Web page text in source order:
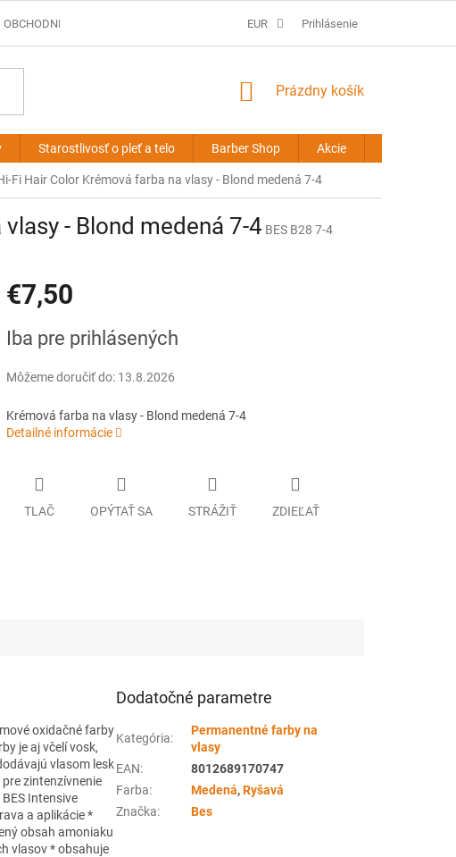
OBCHODNÉ PODMIENKY PREDLŽOVANIE VLASOV - OBCHODNÉ PODMIENKY
EUR Prihlásenie
NÁKUPNÝ
Prázdny košík
Starostlivosť o pleť a telo Barber Shop Akcie
Fi Hair Color Krémová farba na vlasy - Blond medená 7-4
- Blond medená 7-4 BES B28 7-4
€7,50
cena:
Iba pre prihlásených
Môžeme doručiť do: 13.8.2026
Krémová farba na vlasy - Blond medená 7-4
Detailné informácie
TLAČ OPÝTAŤ SA STRÁŽIŤ ZDIEĽAŤ
oxidačné farby
je aj včelí vosk,
vlasom lesk
zintenzívnenie
Intensive
a aplikácie *
obsah amoniaku
vlasov * obsahuje
Dodatočné parametre
Kategória:
Permanentné farby na
vlasy
EAN:
8012689170747
Farba: Medená,Ryšavá
Značka: Bes